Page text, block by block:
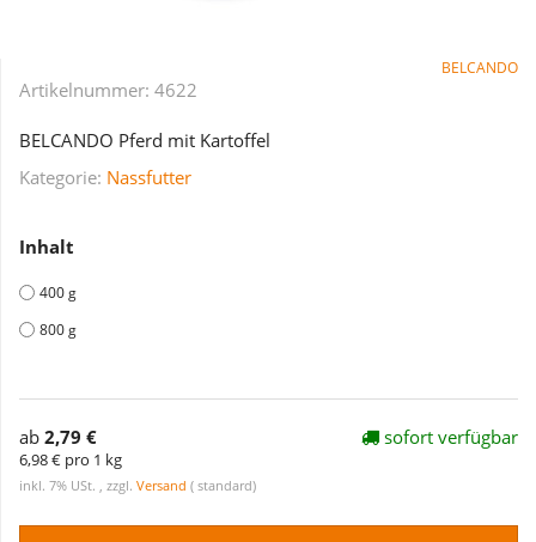
BELCANDO
Artikelnummer: 4622
BELCANDO Pferd mit Kartoffel
Kategorie: Nassfutter
Inhalt
400 g
800 g
ab 2,79 €
6,98 € pro 1 kg
inkl. 7% USt. , zzgl. Versand ( standard)
sofort verfügbar